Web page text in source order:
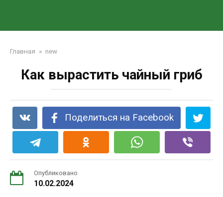
Главная » new
Как вырастить чайный гриб
Поделиться на Facebook
Опубликовано
10.02.2024